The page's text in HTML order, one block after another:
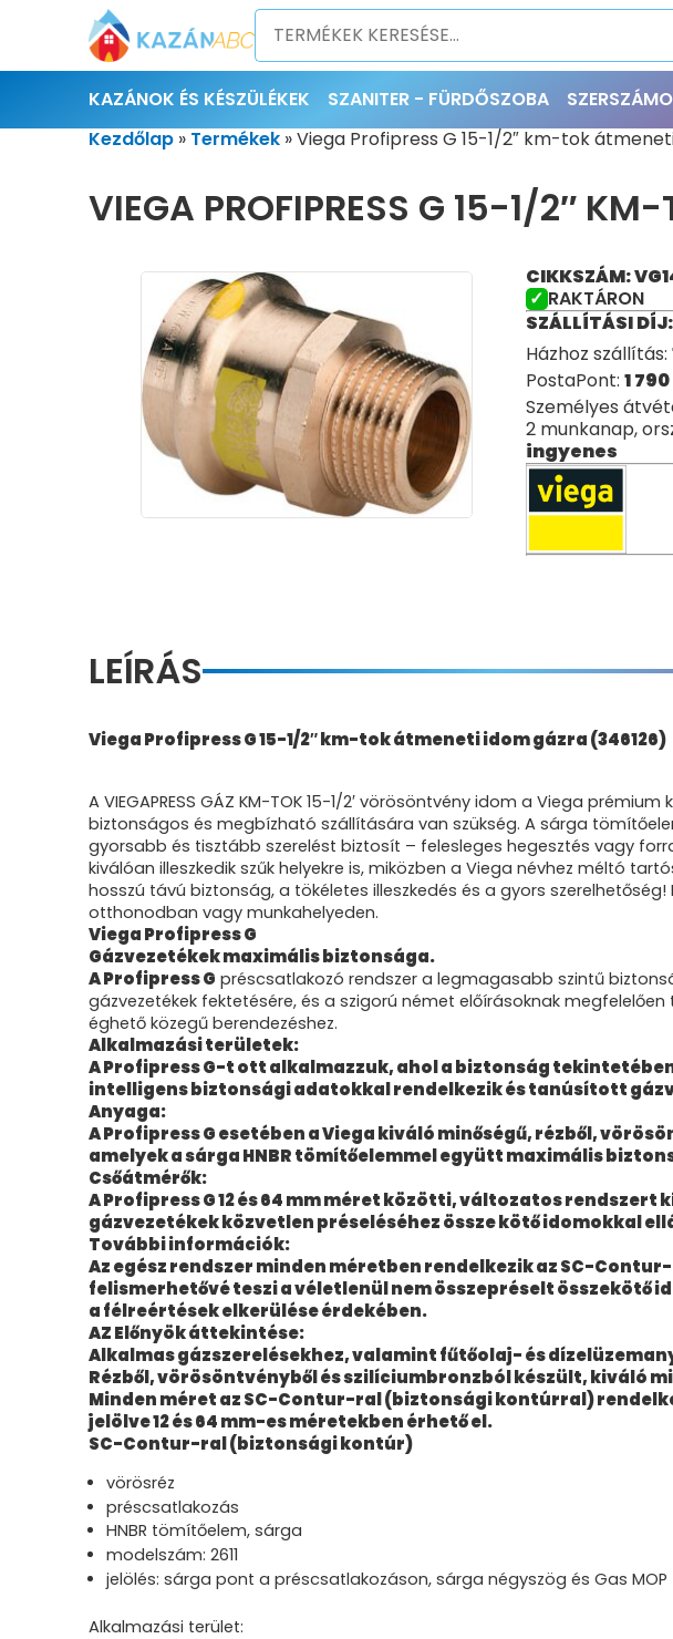
KAZÁNOK ÉS KÉSZÜLÉKEK SZANITER - FÜRDŐSZOBA
Kezdőlap » Termékek »Viega Profipress G 15-1/2″ km-tok
VIEGA PROFIPRESS G 15-1/2″
CIKKSZÁM:
RAKTÁRON
SZÁLLÍTÁSI DÍJ:
Házhoz szállítás:
PostaPont: 1 790
Személyes
2 munkanap,
ingyenes
LEÍRÁS
Viega Profipress G 15-1/2″ km-tok átmeneti idom gázra (346126)
A VIEGAPRESS GÁZ KM-TOK 15-1/2′ vörösöntvény idom a Viega
biztonságos és megbízható szállítására van szükség. A sárga
gyorsabb és tisztább szerelést biztosít – felesleges hegesztés vagy
kiválóan illeszkedik szűk helyekre is, miközben a Viega névhez méltó
hosszú távú biztonság, a tökéletes illeszkedés és a gyors
otthonodban vagy munkahelyeden.
Viega Profipress G
Gázvezetékek maximális biztonsága.
A Profipress G préscsatlakozó rendszer a legmagasabb szintű
gázvezetékek fektetésére, és a szigorú német előírásoknak
éghető közegű berendezéshez.
Alkalmazási területek:
A Profipress G-t ott alkalmazzuk, ahol a biztonság
intelligens biztonsági adatokkal rendelkezik és tanúsított
Anyaga:
A Profipress G esetében a Viega kiváló minőségű, rézből,
amelyek a sárga HNBR tömítőelemmel együtt maximális
Csőátmérők:
A Profipress G 12 és 64 mm méret közötti, változatos
gázvezetékek közvetlen préseléséhez össze kötő idomokkal
További információk:
Az egész rendszer minden méretben rendelkezik az SC-
felismerhetővé teszi a véletlenül nem összepréselt összekötő
a félreértések elkerülése érdekében.
AZ Előnyök áttekintése:
Alkalmas gázszerelésekhez, valamint fűtőolaj- és
Rézből, vörösöntvényből és szilíciumbronzból készült, kiváló
Minden méret az SC-Contur-ral (biztonsági kontúrral)
jelölve 12 és 64 mm-es méretekben érhető el.
SC-Contur-ral (biztonsági kontúr)
vörösréz
préscsatlakozás
HNBR tömítőelem, sárga
modelszám: 2611
jelölés: sárga pont a préscsatlakozáson, sárga négyszög és Gas
Alkalmazási terület: